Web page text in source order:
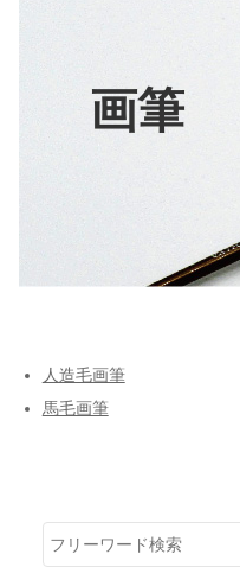
画筆
人造毛画筆
馬毛画筆